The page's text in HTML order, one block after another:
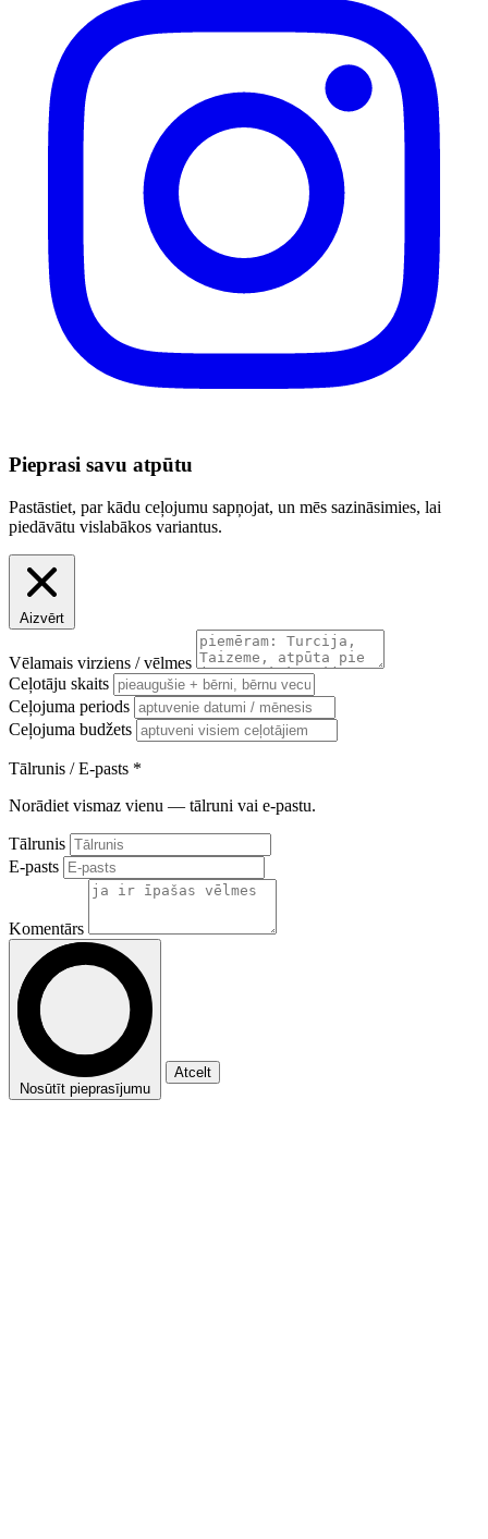
Pieprasi savu atpūtu
Pastāstiet, par kādu ceļojumu sapņojat, un mēs sazināsimies, lai
piedāvātu vislabākos variantus.
Aizvērt
Vēlamais virziens / vēlmes
Ceļotāju skaits
Ceļojuma periods
Ceļojuma budžets
Tālrunis / E-pasts *
Norādiet vismaz vienu — tālruni vai e-pastu.
Tālrunis
E-pasts
Komentārs
Nosūtīt pieprasījumu
Atcelt